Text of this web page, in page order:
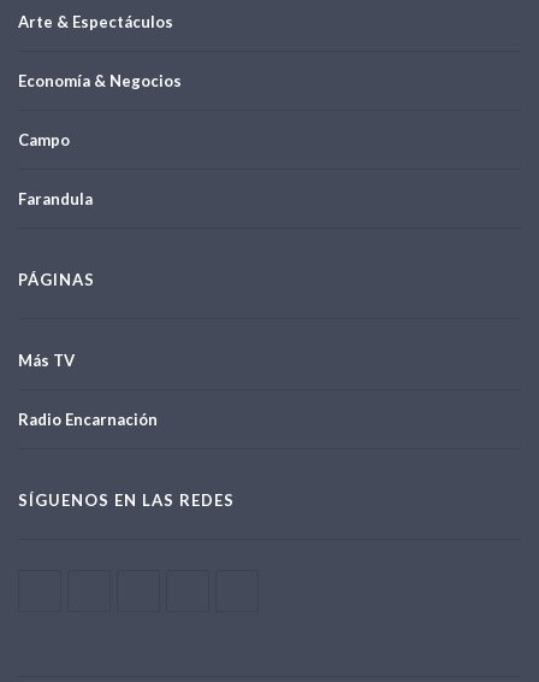
Arte & Espectáculos
Economía & Negocios
Campo
Farandula
PÁGINAS
Más TV
Radio Encarnación
SÍGUENOS EN LAS REDES